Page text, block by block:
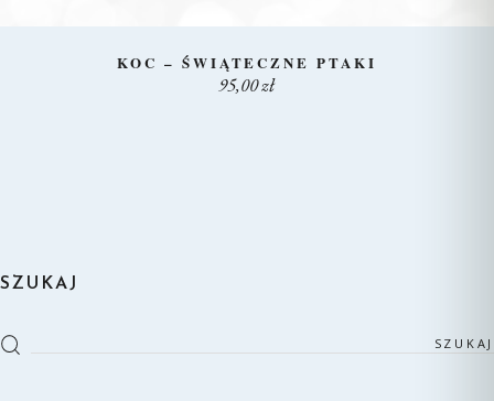
KOC – ŚWIĄTECZNE PTAKI
95,00 zł
SZUKAJ
Szukaj